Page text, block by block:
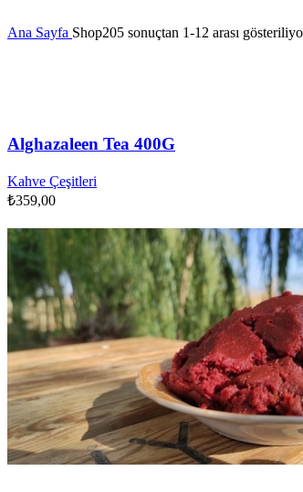
Ana Sayfa Shop205 sonuçtan 1-12 arası
Alghazaleen Tea 400G
Kahve Çeşitleri
₺359,00